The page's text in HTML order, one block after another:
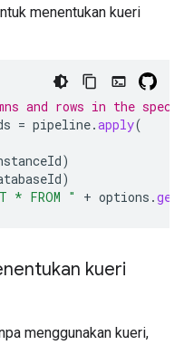
menentukan kueri
and rows in the
= pipeline.apply(
)
)
* FROM " + options .
kueri
menggunakan kueri,